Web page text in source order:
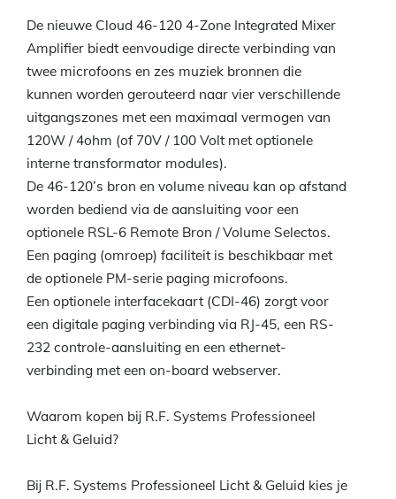
De nieuwe Cloud 46-120 4-Zone Integrated Mixer
Amplifier biedt eenvoudige directe verbinding van
twee microfoons en zes muziek bronnen die
kunnen worden gerouteerd naar vier verschillende
uitgangszones met een maximaal vermogen van
120W / 4ohm (of 70V / 100 Volt met optionele
interne transformator modules).
De 46-120’s bron en volume niveau kan op afstand
worden bediend via de aansluiting voor een
optionele RSL-6 Remote Bron / Volume Selectos.
Een paging (omroep) faciliteit is beschikbaar met
de optionele PM-serie paging microfoons.
Een optionele interfacekaart (CDI-46) zorgt voor
een digitale paging verbinding via RJ-45, een RS-
232 controle-aansluiting en een ethernet-
verbinding met een on-board webserver.
Waarom kopen bij R.F. Systems Professioneel
Licht & Geluid?
Bij R.F. Systems Professioneel Licht & Geluid kies je